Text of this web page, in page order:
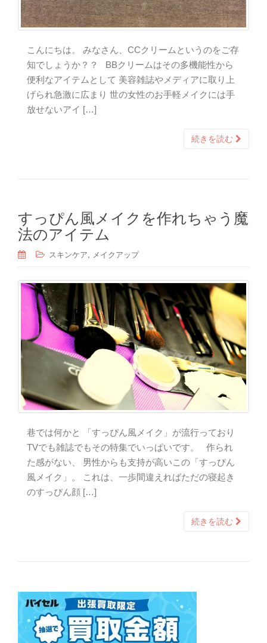
こんにちは。 みなさん、CCクリームというのをご存
知でしょうか？？ BBクリームはその多機能性から
便利なアイテムとして 美容雑誌やメディアに取り上
げられ急激に広まり 世の女性のお手軽メイクには手
放せないアイ […]
続きを読む
すっぴん風メイクを作れちゃう魔
法のアイテム
スキンケア, メイクアップ
巷では何かと 「すっぴん風メイク」が流行っており
TVでも雑誌でもその特集でいっぱいです。 作られ
た感がない、 男性からも支持が高いこの「すっぴん
風メイク」。 これは、一歩間違えればただの寝起き
のすっぴん顔 […]
続きを読む